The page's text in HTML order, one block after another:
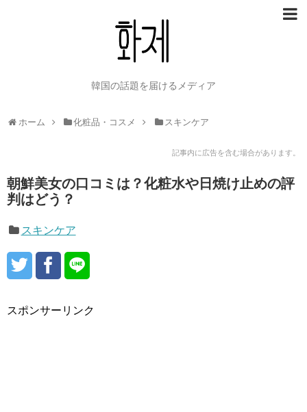
韓国の話題を届けるメディア
ホーム 化粧品・コスメ スキンケア
記事内に広告を含む場合があります。
朝鮮美女の口コミは？化粧水や日焼け止めの評
判はどう？
スキンケア
スポンサーリンク